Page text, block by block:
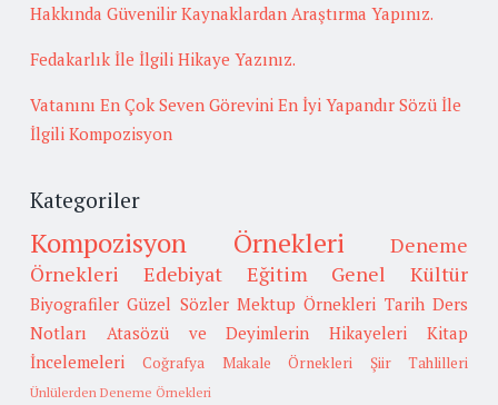
Hakkında Güvenilir Kaynaklardan Araştırma Yapınız.
Fedakarlık İle İlgili Hikaye Yazınız.
Vatanını En Çok Seven Görevini En İyi Yapandır Sözü İle
İlgili Kompozisyon
Kategoriler
Kompozisyon Örnekleri
Deneme
Örnekleri
Edebiyat Eğitim Genel Kültür
Biyografiler Güzel Sözler Mektup Örnekleri Tarih Ders
Notları
Atasözü ve Deyimlerin Hikayeleri
Kitap
İncelemeleri
Coğrafya Makale Örnekleri Şiir Tahlilleri
Ünlülerden Deneme Örnekleri